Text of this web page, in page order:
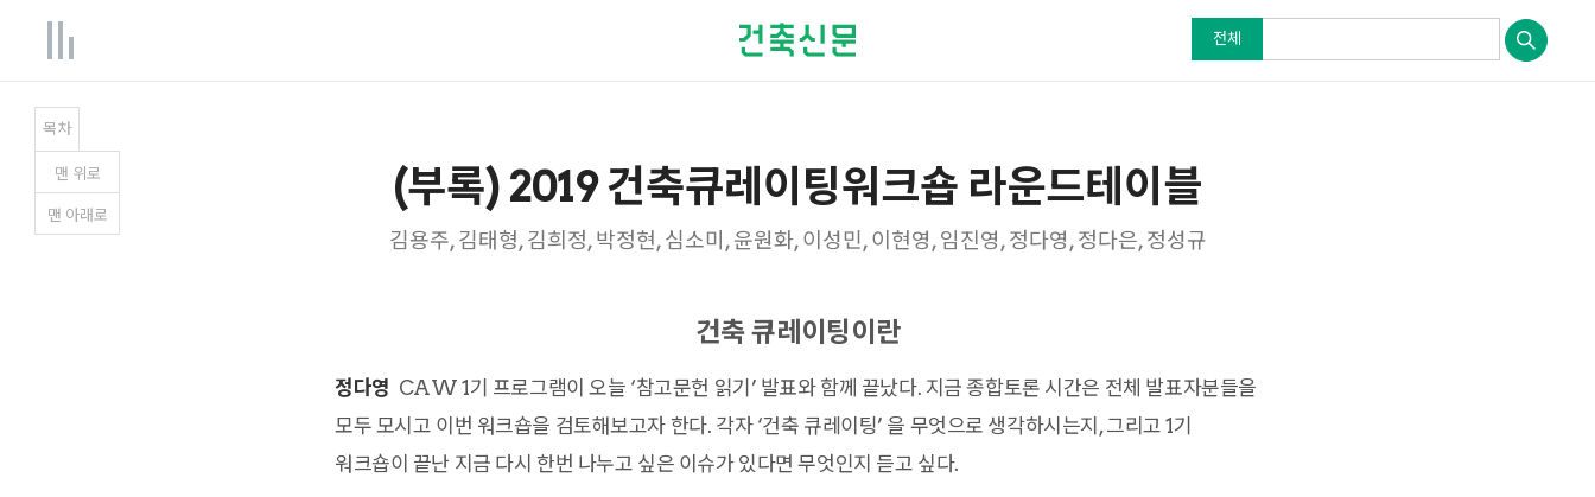
전체
목차
(부록) 2019 건축큐레이팅워크숍 라운드테이블
김용주, 김태형, 김희정, 박정현, 심소미, 윤원화, 이성민, 이현영, 임진영, 정다영, 정다은, 정성규
건축 큐레이팅이란
정다영 CAW 1기 프로그램이 오늘 ‘참고문헌 읽기’ 발표와 함께 끝났다. 지금 종합토론 시간은 전체 발표자분들을
모두 모시고 이번 워크숍을 검토해보고자 한다. 각자 ‘건축 큐레이팅’ 을 무엇으로 생각하시는지, 그리고 1기
워크숍이 끝난 지금 다시 한번 나누고 싶은 이슈가 있다면 무엇인지 듣고 싶다.
맨 위 로
맨 아래로